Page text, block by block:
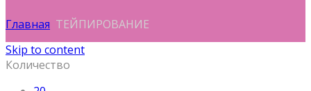
Главная ТЕЙПИРОВАНИЕ
Skip to content
Количество